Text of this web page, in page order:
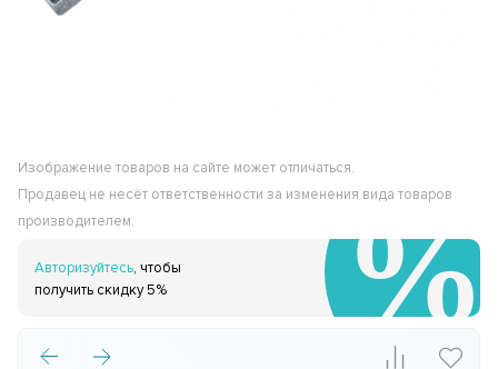
Изображение товаров на сайте может отличаться.
Продавец не несёт ответственности за изменения вида товаров
производителем.
Авторизуйтесь, чтобы
получить скидку 5%